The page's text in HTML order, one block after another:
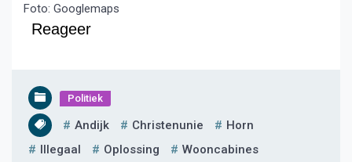
Foto: Googlemaps
Reageer
Politiek
Andijk Christenunie
Horn
Illegaal
Oplossing Wooncabines